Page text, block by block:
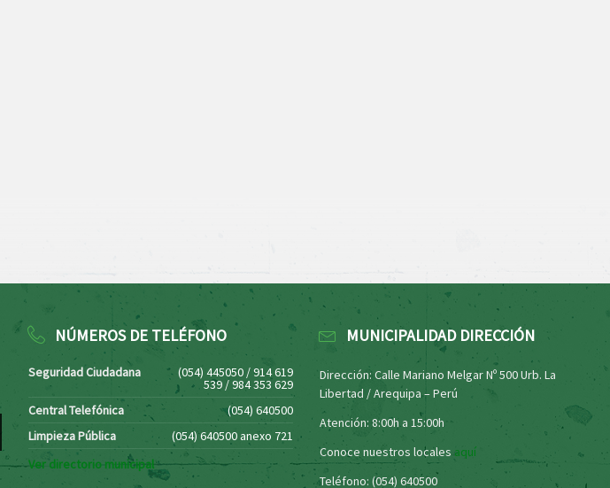
NÚMEROS DE TELÉFONO
Seguridad Ciudadana (054) 445050 / 914 619
539 / 984 353 629
Central Telefónica
(054) 640500
Limpieza Pública
(054) 640500 anexo 721
Ver directorio municipal
MUNICIPALIDAD DIRECCIÓN
Dirección: Calle Mariano Melgar Nº 500 Urb. La
Libertad / Arequipa – Perú
Atención: 8:00h a 15:00h
Conoce nuestros locales aquí
Teléfono: (054) 640500